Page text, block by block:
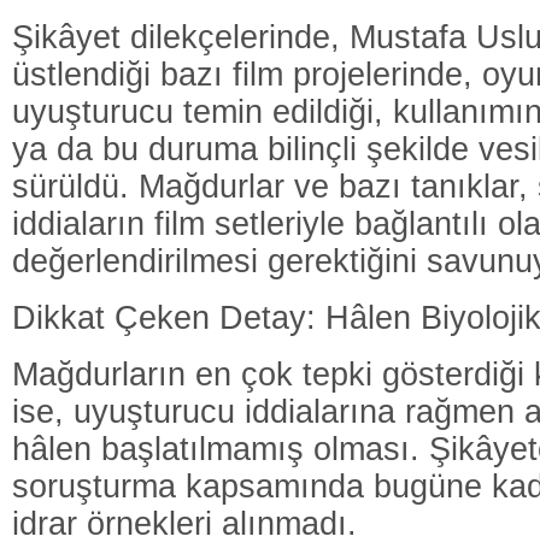
Şikâyet dilekçelerinde, Mustafa
üstlendiği bazı film projelerinde,
uyuşturucu temin edildiği,
ya da bu duruma bilinçli şekilde
sürüldü. Mağdurlar ve bazı
iddiaların film setleriyle bağlantılı
değerlendirilmesi gerektiğini
Dikkat Çeken Detay: Hâlen Biyolojik
Mağdurların en çok tepki gösterdiği
ise, uyuşturucu iddialarına rağmen
hâlen başlatılmamış olması.
soruşturma kapsamında bugüne
idrar örnekleri alınmadı.